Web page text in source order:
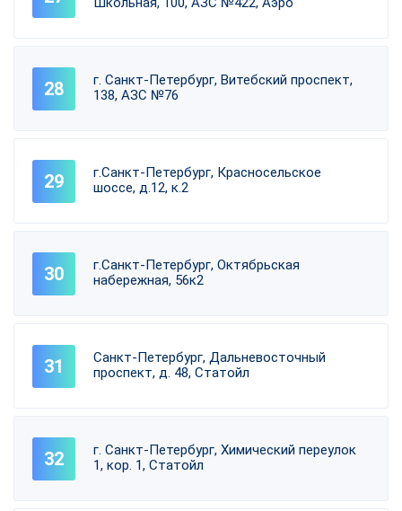
г. Санкт-Петербург, Витебский проспект,
138, АЗС №76
г.Санкт-Петербург, Красносельское
шоссе, д.12, к.2
г.Санкт-Петербург, Октябрьская
набережная, 56к2
Санкт-Петербург, Дальневосточный
проспект, д. 48, Статойл
г. Санкт-Петербург, Химический переулок
1, кор. 1, Статойл